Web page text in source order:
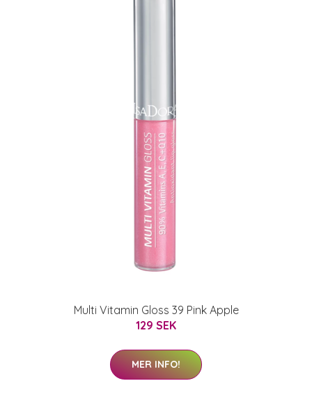
Multi Vitamin Gloss 39 Pink Apple
129 SEK
MER INFO!